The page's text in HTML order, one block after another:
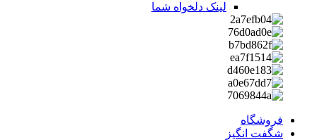
لینک دلخواه شما
فروشگاه
شگفت انگیز